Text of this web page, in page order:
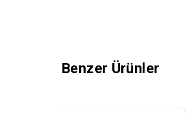
Benzer Ürünler